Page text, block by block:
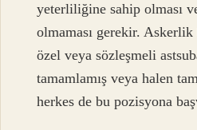
yeterliliğine sahip olması
olmaması gerekir.
özel veya sözleşmeli
tamamlamış veya halen
herkes de bu pozisyona